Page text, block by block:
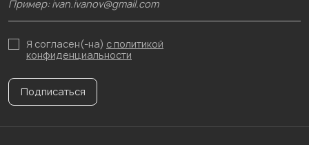
Я согласен(-на) с политикой
конфиденциальности
Подписаться